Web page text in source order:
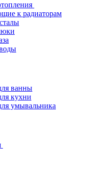
к радиаторам
ванны
кухни
умывальника